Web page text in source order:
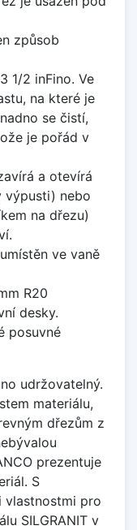
způsob
1/2 inFino. Ve
na které je
se čistí,
je pořád v
a otevírá
výpusti) nebo
na dřezu)
ve vaně
R20
desky.
posuvné
udržovatelný.
materiálu,
dřezům z
prezentuje
S
vlastnostmi pro
SILGRANIT v